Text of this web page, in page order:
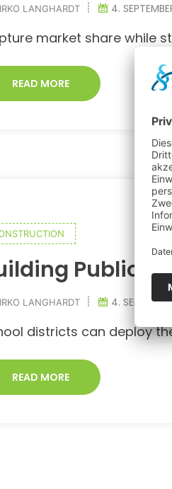
LANGHARDT 4.
market share while
READ MORE
Public
LANGHARDT 4.
districts can deploy
READ MORE